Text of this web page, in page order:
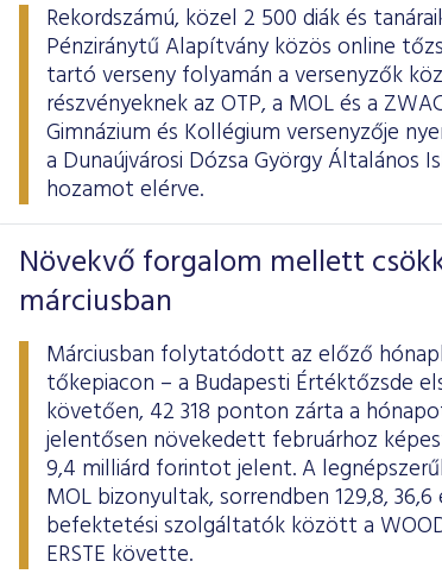
Rekordszámú, közel 2 500 diák és
Pénziránytű Alapítvány közös online
tartó verseny folyamán a versenyzők
részvényeknek az OTP, a MOL és a
Gimnázium és Kollégium versenyzője
a Dunaújvárosi Dózsa György Általános
hozamot elérve.
Növekvő forgalom mellett
márciusban
Márciusban folytatódott az előző
tőkepiacon – a Budapesti Értéktőzsde
követően, 42 318 ponton zárta a
jelentősen növekedett februárhoz
9,4 milliárd forintot jelent. A
MOL bizonyultak, sorrendben 129,8,
befektetési szolgáltatók között a
ERSTE követte.